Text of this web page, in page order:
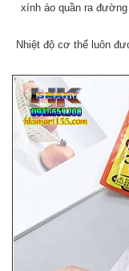
xính áo quần ra
Nhiệt độ cơ thể luôn